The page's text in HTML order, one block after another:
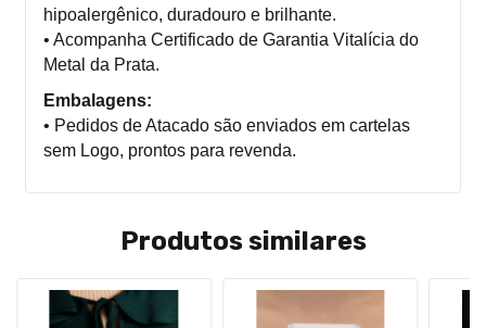
hipoalergênico, duradouro e brilhante.
• Acompanha Certificado de Garantia Vitalícia do
Metal da Prata.
Embalagens:
• Pedidos de Atacado são enviados em cartelas
sem Logo, prontos para revenda.
Produtos similares